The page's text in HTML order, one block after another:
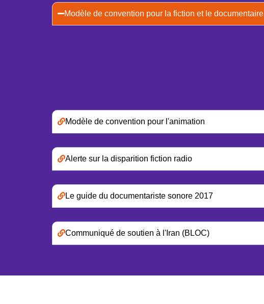
Modèle de convention pour la fiction et le documentaire
Modèle de convention pour l'animation
Alerte sur la disparition fiction radio
Le guide du documentariste sonore 2017
Communiqué de soutien à l'Iran (BLOC)